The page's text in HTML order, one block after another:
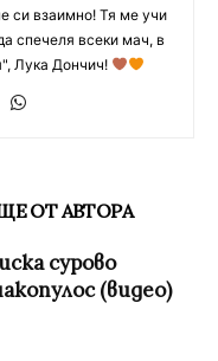
си взаимно! Тя ме учи
спечеля всеки мач, в
Лука Дончич!
ОТ АВТОРА
сурово
(видео)